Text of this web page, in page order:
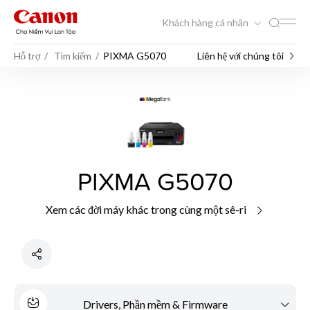
Khách hàng cá nhân
Hỗ trợ Tìm kiếm PIXMA G5070 Liên hệ với chúng tôi
PIXMA G5070
Xem các đời máy khác trong cùng một sê-ri
Drivers, Phần mềm & Firmware